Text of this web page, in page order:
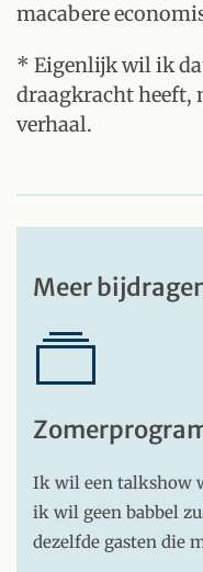
macabere
* Eigenlijk wil ik
draagkracht heeft,
verhaal.
Meer
Ik wil een talkshow
ik wil geen babbel
dezelfde gasten die